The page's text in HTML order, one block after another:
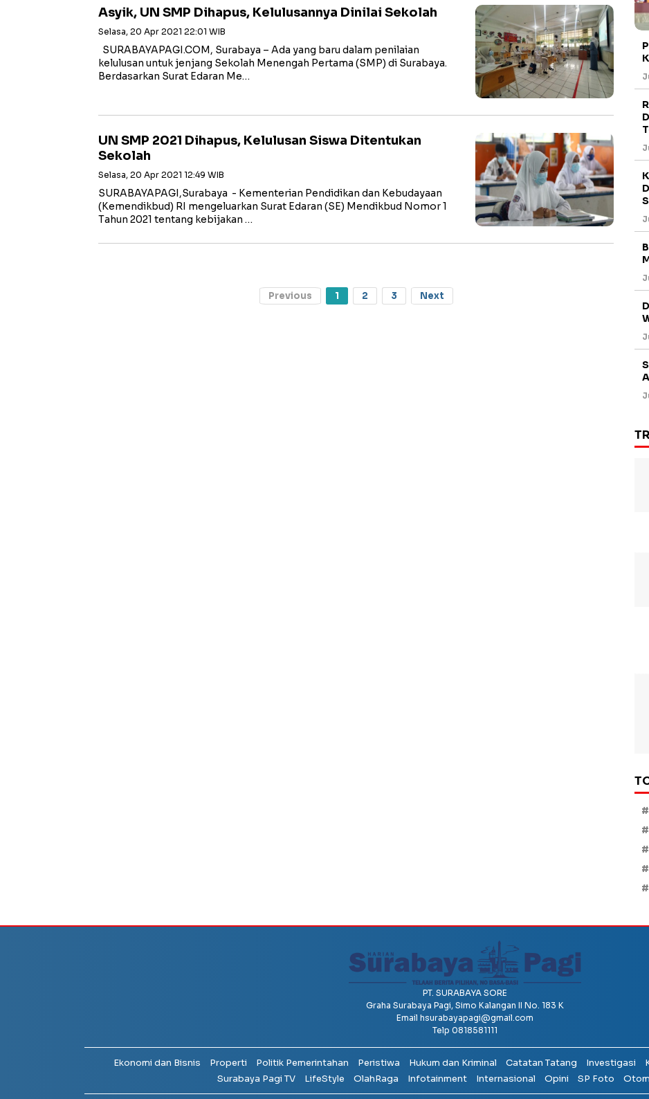
Asyik, UN SMP Dihapus, Kelulusannya Dinilai Sekolah
Selasa, 20 Apr 2021 22:01 WIB
SURABAYAPAGI.COM, Surabaya – Ada yang baru dalam penilaian
kelulusan untuk jenjang Sekolah Menengah Pertama (SMP) di Surabaya.
Berdasarkan Surat Edaran Me…
UN SMP 2021 Dihapus, Kelulusan Siswa Ditentukan
Sekolah
Selasa, 20 Apr 2021 12:49 WIB
SURABAYAPAGI,Surabaya - Kementerian Pendidikan dan Kebudayaan
(Kemendikbud) RI mengeluarkan Surat Edaran (SE) Mendikbud Nomor 1
Tahun 2021 tentang kebijakan …
Previous 1 2 3 Next
PT. SURABAYA SORE
Graha Surabaya Pagi, Simo Kalangan II No. 183 K
Email hsurabayapagi@gmail.com
Telp 0818581111
Ekonomi dan Bisnis Properti Politik Pemerintahan Peristiwa Hukum dan Kriminal Catatan Tatang Investigasi
Surabaya Pagi TV
LifeStyle OlahRaga Infotainment Internasional Opini SP Foto